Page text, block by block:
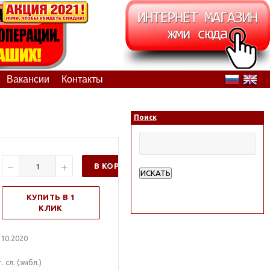
Вакансии Контакты
В КОРЗИНУ
КУПИТЬ В 1
КЛИК
сл. (эмбл.)
Поиск
ИСКАТЬ